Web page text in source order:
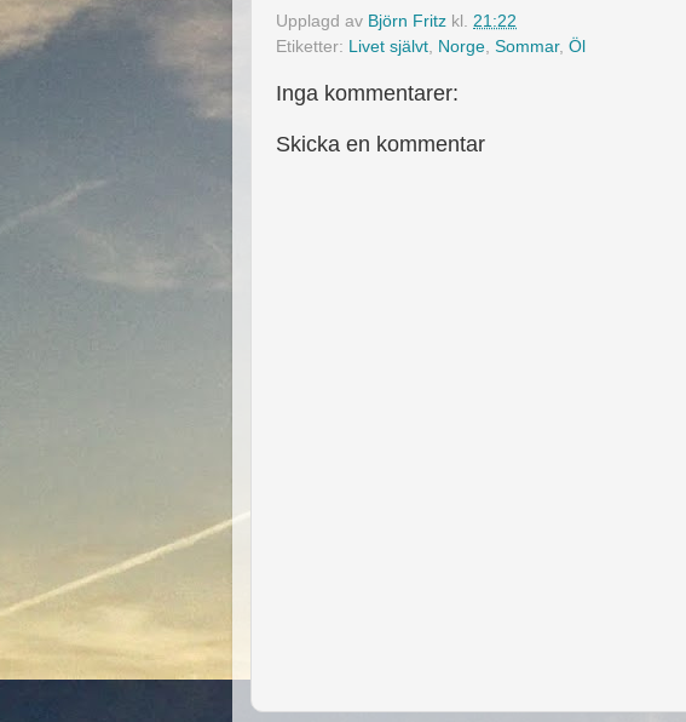
Upplagd av Björn Fritz kl. 21:22
Etiketter: Livet självt, Norge, Sommar, Öl
Inga kommentarer:
Skicka en kommentar